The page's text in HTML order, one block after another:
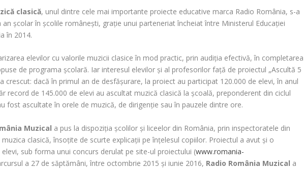
clasică, unul dintre cele mai importante proiecte educative marca Radio România, s-a
școlar în școlile românești, grație unui parteneriat încheiat între Ministerul Educației
în 2014.
elevilor cu valorile muzicii clasice în mod practic, prin audiția efectivă, în completarea
de programa școlară. Iar interesul elevilor și al profesorilor față de proiectul „Ascultă 5
crescut: dacă în primul an de desfășurare, la proiect au participat 120.000 de elevi, în anul
record de 145.000 de elevi au ascultat muzică clasică la școală, preponderent din ciclul
fost ascultate în orele de muzică, de dirigenție sau în pauzele dintre ore.
Muzical a pus la dispoziția școlilor și liceelor din România, prin inspectoratele din
clasică, însoțite de scurte explicații pe înțelesul copiilor. Proiectul a avut și o
sub forma unui concurs derulat pe site-ul proiectului (www.romania-
a 27 de săptămâni, între octombrie 2015 și iunie 2016, Radio România Muzical a